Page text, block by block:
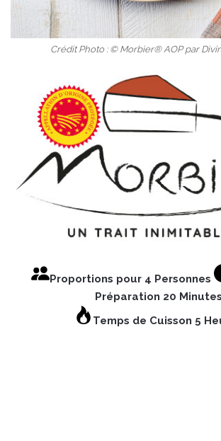
Crédit Photo : © Morbier® AOP par
Proportions pour 4 Personnes
Préparation 20 Minutes
Temps de Cuisson 5